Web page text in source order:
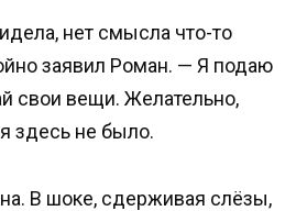
нет смысла что-то
заявил Роман. — Я подаю
свои вещи. Желательно,
здесь не было.
В шоке, сдерживая слёзы,